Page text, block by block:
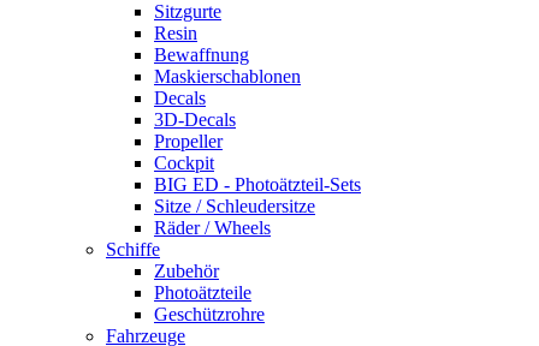
Sitzgurte
Resin
Bewaffnung
Maskierschablonen
Decals
3D-Decals
Propeller
Cockpit
BIG ED - Photoätzteil-Sets
Sitze / Schleudersitze
Räder / Wheels
Schiffe
Zubehör
Photoätzteile
Geschützrohre
Fahrzeuge